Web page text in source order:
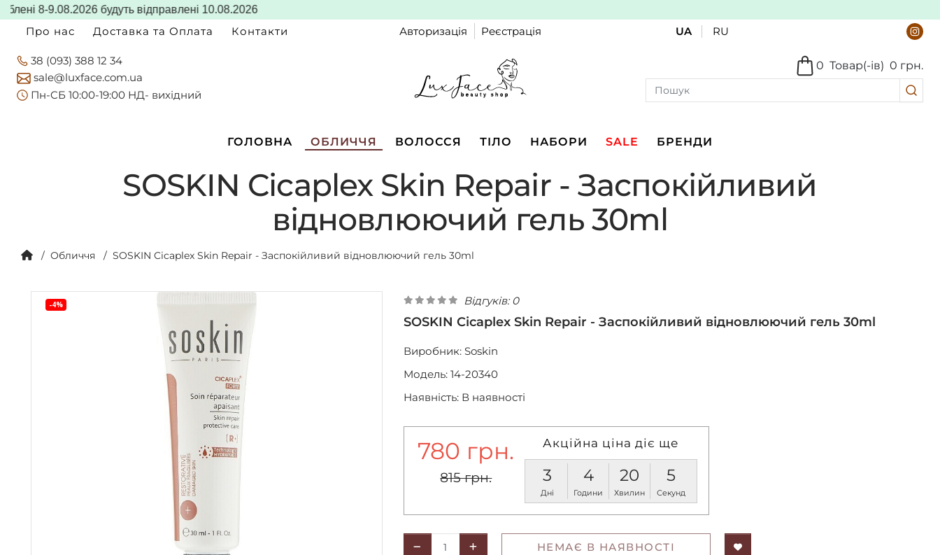
8-9.08.2026 будуть відправлені 10.08.2026
Про нас Доставка та Оплата Контакти Авторизація Реєстрація UA RU
38 (093) 388 12 34
sale@luxface.com.ua
Пн-CБ 10:00-19:00 НД- вихідний
Товар(-ів)
0 0 грн.
ГОЛОВНА ОБЛИЧЧЯ ВОЛОССЯ ТІЛО НАБОРИ SALE БРЕНДИ
SOSKIN Cicaplex Skin Repair - Заспокійливий
відновлюючий гель 30ml
Обличчя SOSKIN Cicaplex Skin Repair - Заспокійливий відновлюючий гель 30ml
-4% Відгуків: 0
SOSKIN Cicaplex Skin Repair - Заспокійливий відновлюючий гель 30ml
Виробник: Soskin
Модель: 14-20340
Наявність: В наявності
780 грн.
815 грн.
Акційна ціна діє ще
3
Дні
4
Години
20
Хвилин
4
Секунди
НЕМАЄ В НАЯВНОСТІ